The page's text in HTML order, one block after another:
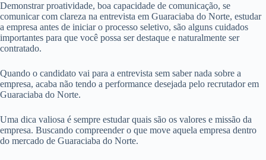
Demonstrar proatividade, boa capacidade de comunicação, se
comunicar com clareza na entrevista em Guaraciaba do Norte, estudar
a empresa antes de iniciar o processo seletivo, são alguns cuidados
importantes para que você possa ser destaque e naturalmente ser
contratado.
Quando o candidato vai para a entrevista sem saber nada sobre a
empresa, acaba não tendo a performance desejada pelo recrutador em
Guaraciaba do Norte.
Uma dica valiosa é sempre estudar quais são os valores e missão da
empresa. Buscando compreender o que move aquela empresa dentro
do mercado de Guaraciaba do Norte.